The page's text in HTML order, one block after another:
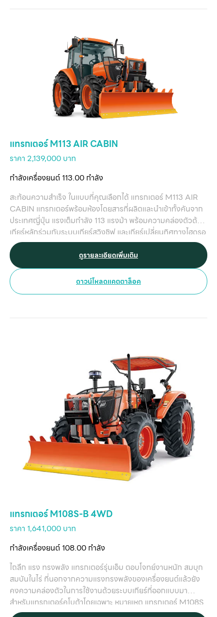
แทรกเตอร์ M113 AIR CABIN
ราคา 2,139,000 บาท
กำลังเครื่องยนต์ 113.00 กำลัง
สะท้อนความสำเร็จ ในแบบที่คุณเลือกได้ แทรกเตอร์ M113 AIR
CABIN แทรกเตอร์พร้อมห้องโดยสารที่ผลิตและนำเข้าทั้งคันจาก
ประเทศญี่ปุ่น แรงเต็มกำลัง 113 แรงม้า พร้อมความคล่องตัวด้วย
เกียร์หลักร่วมกับระบบเกียร์สวิงชิฟ และเกียร์เปลี่ยนทิศทางไฮดรอ
ลิกชัทเทิล
ดูรายละเอียดเพิ่มเติม
ดาวน์โหลดแคตตาล็อค
แทรกเตอร์ M108S-B 4WD
ราคา 1,641,000 บาท
กำลังเครื่องยนต์ 108.00 กำลัง
ไถลึก แรง ทรงพลัง แทรกเตอร์รุ่นเอ็ม ตอบโจทย์งานหนัก สมบุก
สมบันในไร่ ที่นอกจากความแรงทรงพลังของเครื่องยนต์แล้วยัง
คงความคล่องตัวในการใช้งานด้วยระบบเกียร์ที่ออกแบบมา
สำหรับแทรกเตอร์คูโบต้าโดยเฉพาะ หมายเหตุ แทรกเตอร์ M108S
ติดตั้งระบบ KIS ราคา 1,676,000 บาท
ติ